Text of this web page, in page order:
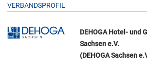
VERBANDSPROFIL
DEHOGA Hotel- und
Sachsen e.V.
(DEHOGA Sachsen